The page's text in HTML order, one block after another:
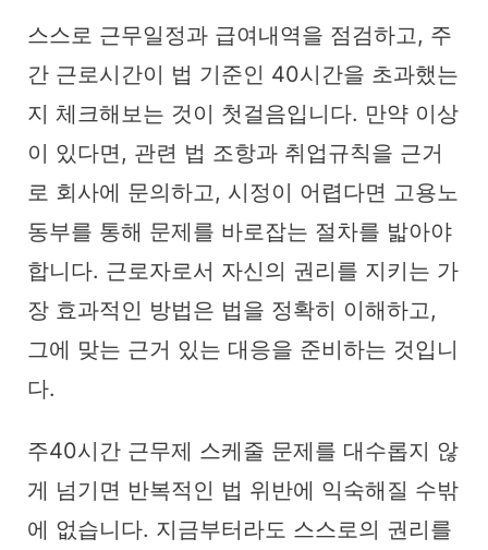
스스로 근무일정과 급여내역을 점검하고, 주
간 근로시간이 법 기준인 40시간을 초과했는
지 체크해보는 것이 첫걸음입니다. 만약 이상
이 있다면, 관련 법 조항과 취업규칙을 근거
로 회사에 문의하고, 시정이 어렵다면 고용노
동부를 통해 문제를 바로잡는 절차를 밟아야
합니다. 근로자로서 자신의 권리를 지키는 가
장 효과적인 방법은 법을 정확히 이해하고,
그에 맞는 근거 있는 대응을 준비하는 것입니
다.
주40시간 근무제 스케줄 문제를 대수롭지 않
게 넘기면 반복적인 법 위반에 익숙해질 수밖
에 없습니다. 지금부터라도 스스로의 권리를